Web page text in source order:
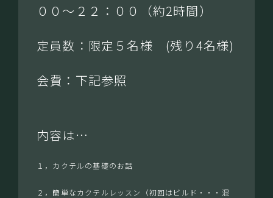
００～２２：００（約2時間）
定員数：限定５名様 (残り4名様)
会費：下記参照
内容は…
１，カクテルの基礎のお話
２，簡単なカクテルレッスン（初回はビルド・・・混